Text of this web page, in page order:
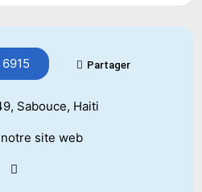
Partager
Sabouce, Haiti
site web